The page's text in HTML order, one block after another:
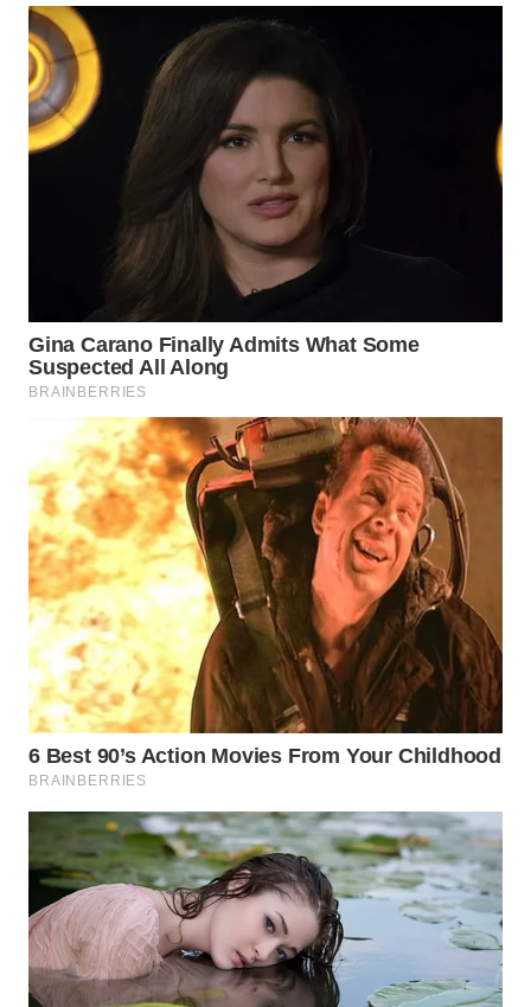
WN DELI
SERDANG
WN
WN
KARAWANG
WN
BEKASI
WN
BOGOR
WN
DEPOK
WN
TAPANULI
UTARA
WN
SAMOSIR
WN
PADANG
LAWAS